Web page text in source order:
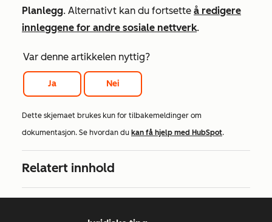
Planlegg. Alternativt kan du fortsette å redigere
innleggene for andre sosiale nettverk.
Var denne artikkelen nyttig?
Ja Nei
Dette skjemaet brukes kun for tilbakemeldinger om
dokumentasjon. Se hvordan du kan få hjelp med HubSpot.
Relatert innhold